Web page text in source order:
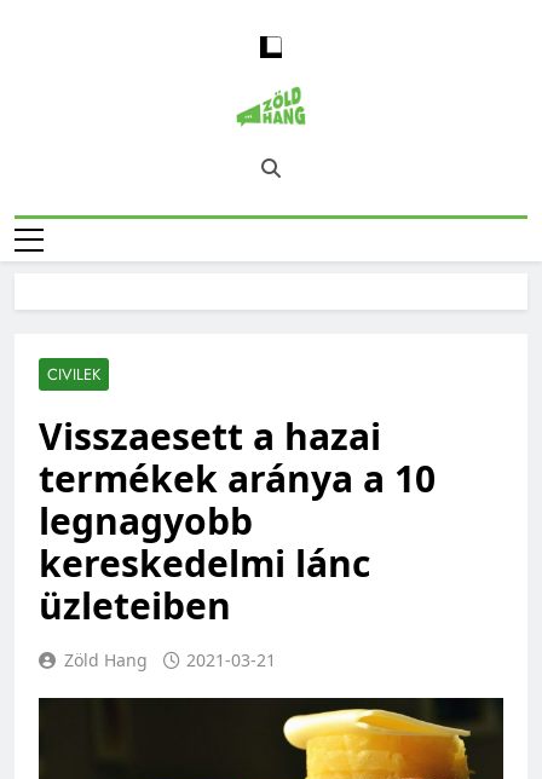
Magyarország
Zöld Hangja
Zöld Hang – Természet, Klímaváltozás,
Fenntarthatóság, Jövő
CIVILEK
Visszaesett a hazai
termékek aránya a 10
legnagyobb
kereskedelmi lánc
üzleteiben
Zöld Hang 2021-03-21